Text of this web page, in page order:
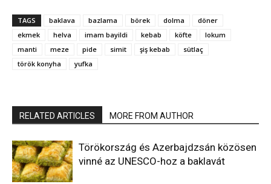
TAGS baklava bazlama börek dolma
döner
ekmek
helva imam bayildi kebab köfte
lokum
manti
meze pide simit şiş kebab
sütlaç
török konyha
yufka
RELATED ARTICLES MORE FROM AUTHOR
Törökország és Azerbajdzsán közösen
vinné az UNESCO-hoz a baklavát